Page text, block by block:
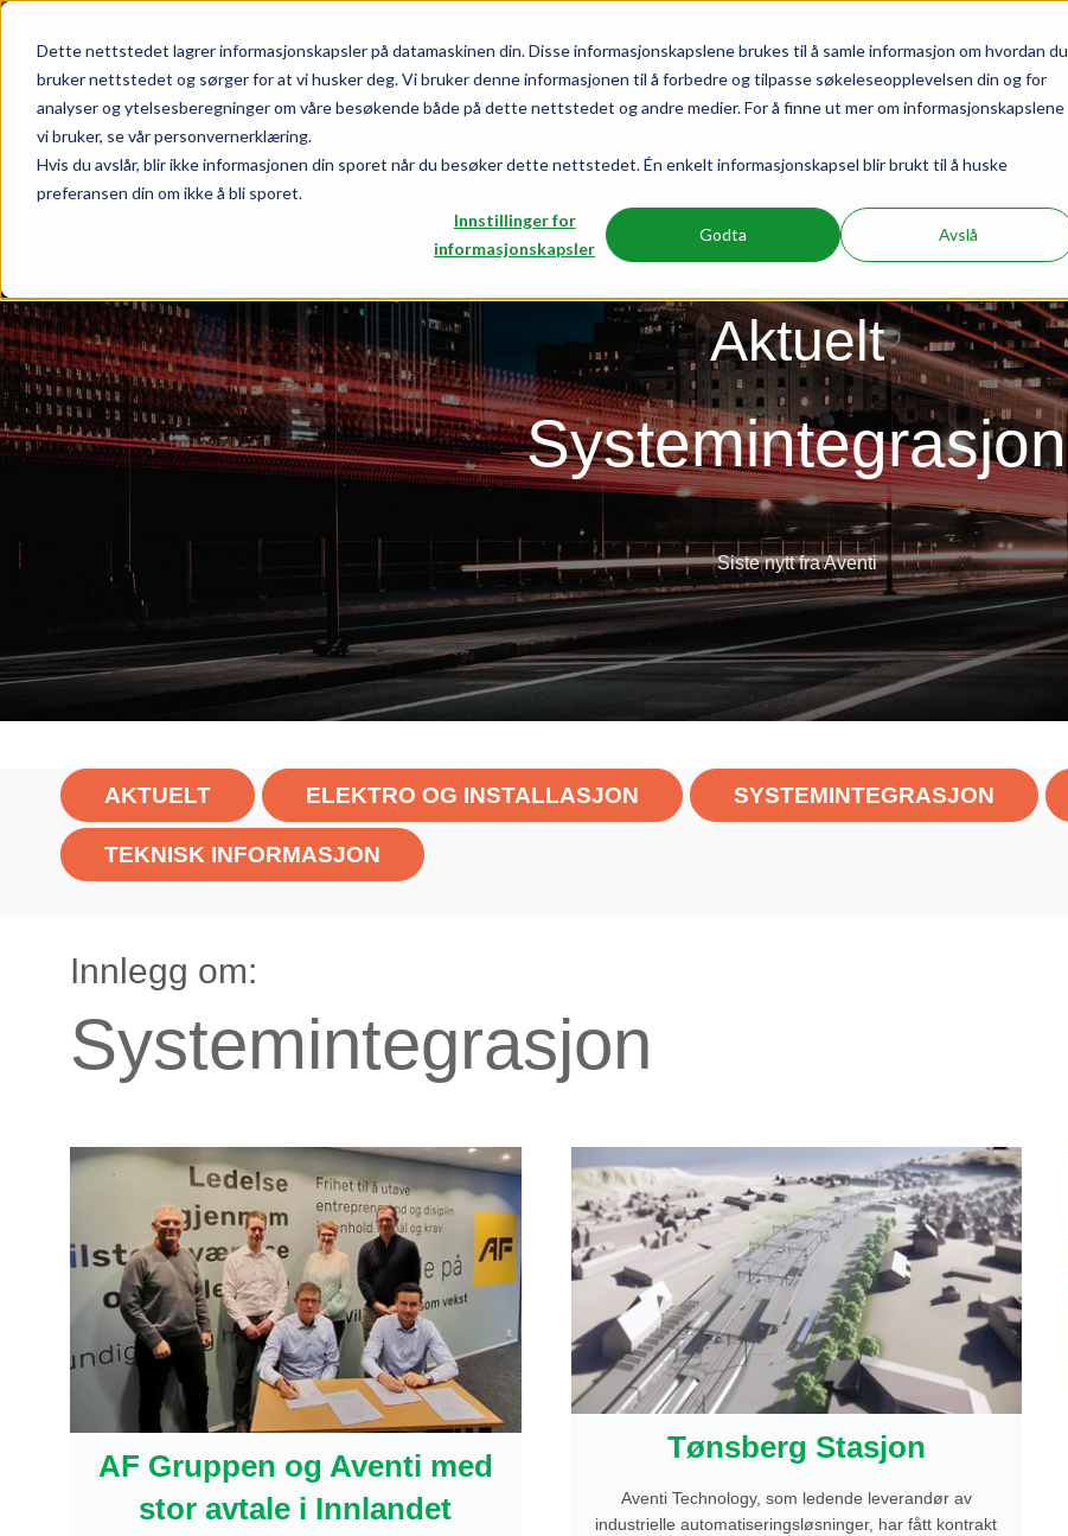
Dette nettstedet lagrer informasjonskapsler på datamaskinen din. Disse informasjonskapslene brukes til å samle informasjon om hvordan du
bruker nettstedet og sørger for at vi husker deg. Vi bruker denne informasjonen til å forbedre og tilpasse søkeleseopplevelsen din og for
analyser og ytelsesberegninger om våre besøkende både på dette nettstedet og andre medier. For å finne ut mer om informasjonskapslene
vi bruker, se vår personvernerklæring.
Hvis du avslår, blir ikke informasjonen din sporet når du besøker dette nettstedet. Én enkelt informasjonskapsel blir brukt til å huske
preferansen din om ikke å bli sporet.
Innstillinger for
informasjonskapsler
Godta Avslå
tjenester aktuelt
Aktuelt
Systemintegrasjon
Siste nytt fra Aventi
AKTUELT ELEKTRO OG INSTALLASJON SYSTEMINTEGRASJON
TEKNISK INFORMASJON
Innlegg om:
Systemintegrasjon
AF Gruppen og Aventi med
stor avtale i Innlandet
Tønsberg Stasjon
Aventi Technology, som ledende leverandør av
industrielle automatiseringsløsninger, har fått kontrakt